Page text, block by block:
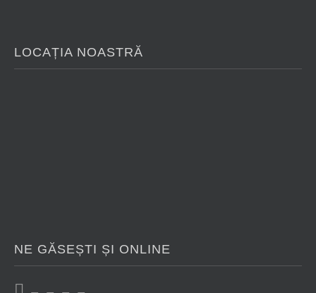
LOCAȚIA NOASTRĂ
NE GĂSEȘTI ȘI ONLINE